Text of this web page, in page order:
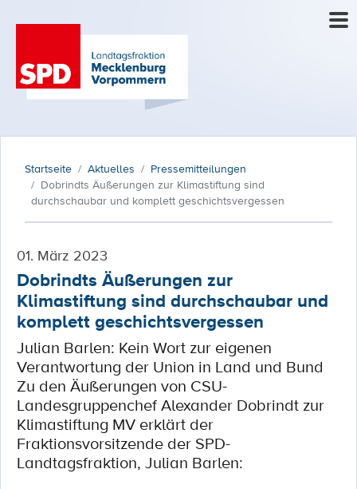
Startseite Aktuelles
Pressemitteilungen
Dobrindts Äußerungen zur Klimastiftung sind
durchschaubar und komplett geschichtsvergessen
01. März 2023
Dobrindts Äußerungen zur
Klimastiftung sind durchschaubar und
komplett geschichtsvergessen
Julian Barlen: Kein Wort zur eigenen
Verantwortung der Union in Land und Bund
Zu den Äußerungen von CSU-
Landesgruppenchef Alexander Dobrindt zur
Klimastiftung MV erklärt der
Fraktionsvorsitzende der SPD-
Landtagsfraktion, Julian Barlen: